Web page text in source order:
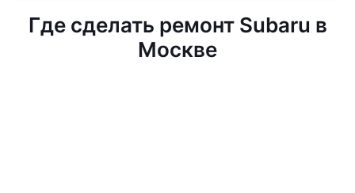
Где сделать ремонт Subaru в
Москве